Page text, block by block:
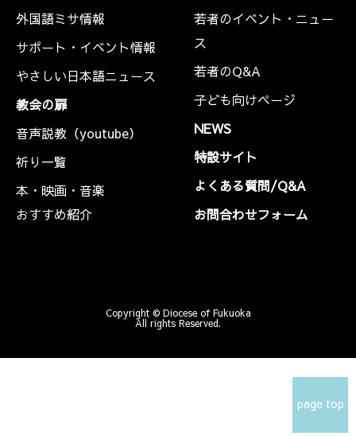
外国語ミサ情報
サポート・イベント情報
やさしい日本語ニュース
教会の扉
音声説教（youtube）
祈り一覧
本・映画・音楽
おすすめ紹介
若者のイベント・ニュー
ス
若者のQ&A
子ども向けページ
NEWS
特設サイト
よくある質問/Q&A
お問合わせフォーム
page top
Copyright © Diocese of Fukuoka
All rights Reserved.